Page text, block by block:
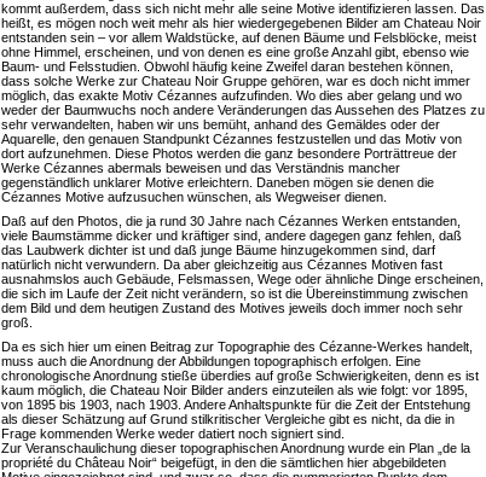
kommt außerdem, dass sich nicht mehr alle seine Motive identifizieren lassen. Das
heißt, es mögen noch weit mehr als hier wiedergegebenen Bilder am Chateau Noir
entstanden sein – vor allem Waldstücke, auf denen Bäume und Felsblöcke, meist
ohne Himmel, erscheinen, und von denen es eine große Anzahl gibt, ebenso wie
Baum- und Felsstudien. Obwohl häufig keine Zweifel daran bestehen können,
dass solche Werke zur Chateau Noir Gruppe gehören, war es doch nicht immer
möglich, das exakte Motiv Cézannes aufzufinden. Wo dies aber gelang und wo
weder der Baumwuchs noch andere Veränderungen das Aussehen des Platzes zu
sehr verwandelten, haben wir uns bemüht, anhand des Gemäldes oder der
Aquarelle, den genauen Standpunkt Cézannes festzustellen und das Motiv von
dort aufzunehmen. Diese Photos werden die ganz besondere Porträttreue der
Werke Cézannes abermals beweisen und das Verständnis mancher
gegenständlich unklarer Motive erleichtern. Daneben mögen sie denen die
Cézannes Motive aufzusuchen wünschen, als Wegweiser dienen.
Daß auf den Photos, die ja rund 30 Jahre nach Cézannes Werken entstanden,
viele Baumstämme dicker und kräftiger sind, andere dagegen ganz fehlen, daß
das Laubwerk dichter ist und daß junge Bäume hinzugekommen sind, darf
natürlich nicht verwundern. Da aber gleichzeitig aus Cézannes Motiven fast
ausnahmslos auch Gebäude, Felsmassen, Wege oder ähnliche Dinge erscheinen,
die sich im Laufe der Zeit nicht verändern, so ist die Übereinstimmung zwischen
dem Bild und dem heutigen Zustand des Motives jeweils doch immer noch sehr
groß.
Da es sich hier um einen Beitrag zur Topographie des Cézanne-Werkes handelt,
muss auch die Anordnung der Abbildungen topographisch erfolgen. Eine
chronologische Anordnung stieße überdies auf große Schwierigkeiten, denn es ist
kaum möglich, die Chateau Noir Bilder anders einzuteilen als wie folgt: vor 1895,
von 1895 bis 1903, nach 1903. Andere Anhaltspunkte für die Zeit der Entstehung
als dieser Schätzung auf Grund stilkritischer Vergleiche gibt es nicht, da die in
Frage kommenden Werke weder datiert noch signiert sind.
Zur Veranschaulichung dieser topographischen Anordnung wurde ein Plan „de la
propriété du Château Noir“ beigefügt, in den die sämtlichen hier abgebildeten